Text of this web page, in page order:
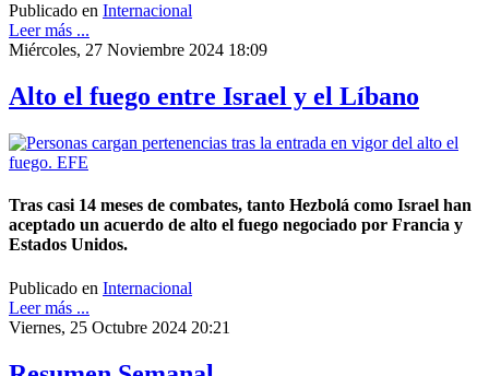
Publicado en Internacional
Leer más ...
Miércoles, 27 Noviembre 2024 18:09
Alto el fuego entre Israel y el Líbano
Tras casi 14 meses de combates, tanto Hezbolá como Israel han
aceptado un acuerdo de alto el fuego negociado por Francia y
Estados Unidos.
Publicado en Internacional
Leer más ...
Viernes, 25 Octubre 2024 20:21